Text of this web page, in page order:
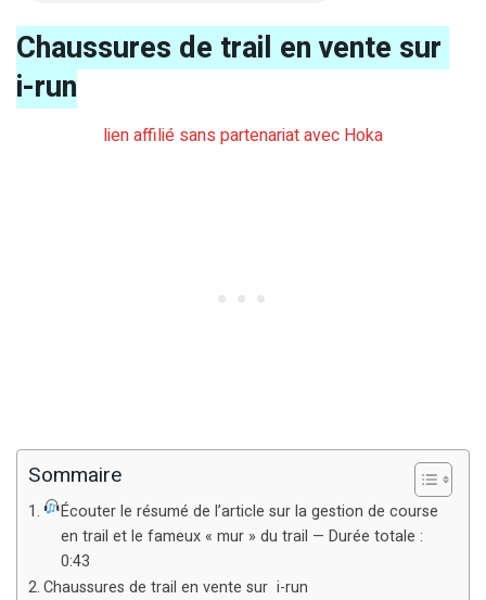
Chaussures de trail en vente sur
i-run
lien affilié sans partenariat avec Hoka
Sommaire
Écouter le résumé de l’article sur la gestion de course
en trail et le fameux « mur » du trail — Durée totale :
0:43
Chaussures de trail en vente sur i-run